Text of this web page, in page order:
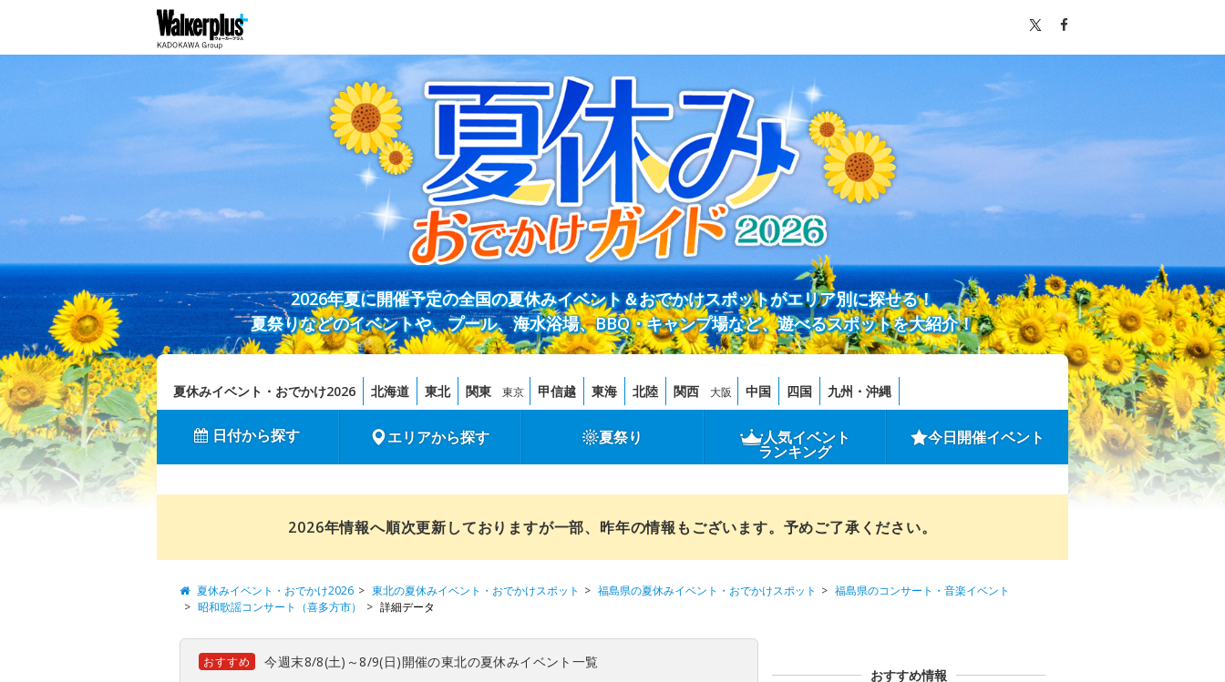
2026年夏に開催予定の全国の夏休みイベント＆おでかけスポットがエリア別に探せる！
夏祭りなどのイベントや、プール、海水浴場、BBQ・キャンプ場など、遊べるスポットを大紹介！
夏休みイベント・おでかけ2026 北海道 東北 関東 東京 甲信越 東海 北陸 関西 大阪 中国 四国 九州・沖縄
日付から探す エリアから探す 夏祭り 人気イベント
ランキング
今日開催イベント
2026年情報へ順次更新しておりますが一部、昨年の情報もございます。予めご了承ください。
夏休みイベント・おでかけ2026 東北の夏休みイベント・おでかけスポット 福島県の夏休みイベント・おでかけスポット
福島県のコンサート・音楽イベント
昭和歌謡コンサート（喜多方市）
詳細データ
おすすめ 今週末8/8(土)～8/9(日)開催の東北の夏休みイベント一覧
おすすめ情報